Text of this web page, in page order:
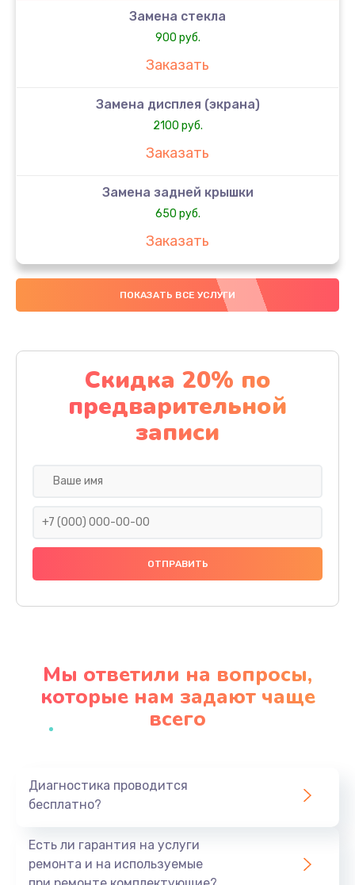
Замена стекла
900 руб.
Заказать
Замена дисплея (экрана)
2100 руб.
Заказать
Замена задней крышки
650 руб.
Заказать
Замена аккумулятора
4000 руб.
Замена материнской платы
1100 руб.
Заказать
Замена праймера
1000 руб.
Заказать
Профилактическая чистка
Заказать
ПОКАЗАТЬ ВСЕ УСЛУГИ
Скидка 20% по
предварительной
записи
Мы ответили на вопросы,
которые нам задают чаще
всего
Диагностика проводится
бесплатно?
Есть ли гарантия на услуги
ремонта и на используемые